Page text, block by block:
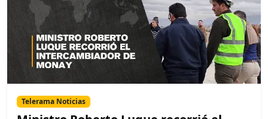
Telerama Noticias